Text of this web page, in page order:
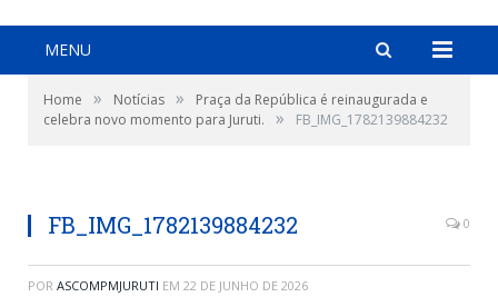
MENU
Home » Notícias »
Praça da República é reinaugurada e
celebra novo momento para Juruti.
» FB_IMG_1782139884232
FB_IMG_1782139884232 0
POR ASCOMPMJURUTI EM 22 DE JUNHO DE 2026